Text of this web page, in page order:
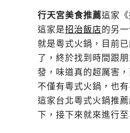
行天宮美食推薦這家《
這家是招治飯店的另
就是粵式火鍋，目前
了，終於找到時間跟
發，味道真的超厲害
不僅有粵式火鍋，也有
這家台北粵式火鍋推
下，接下來就來進行